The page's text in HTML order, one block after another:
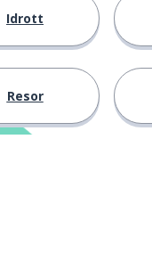
Idrott
Resor